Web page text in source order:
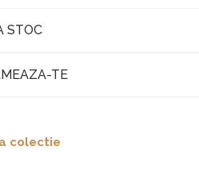
STOC
TE
colectie